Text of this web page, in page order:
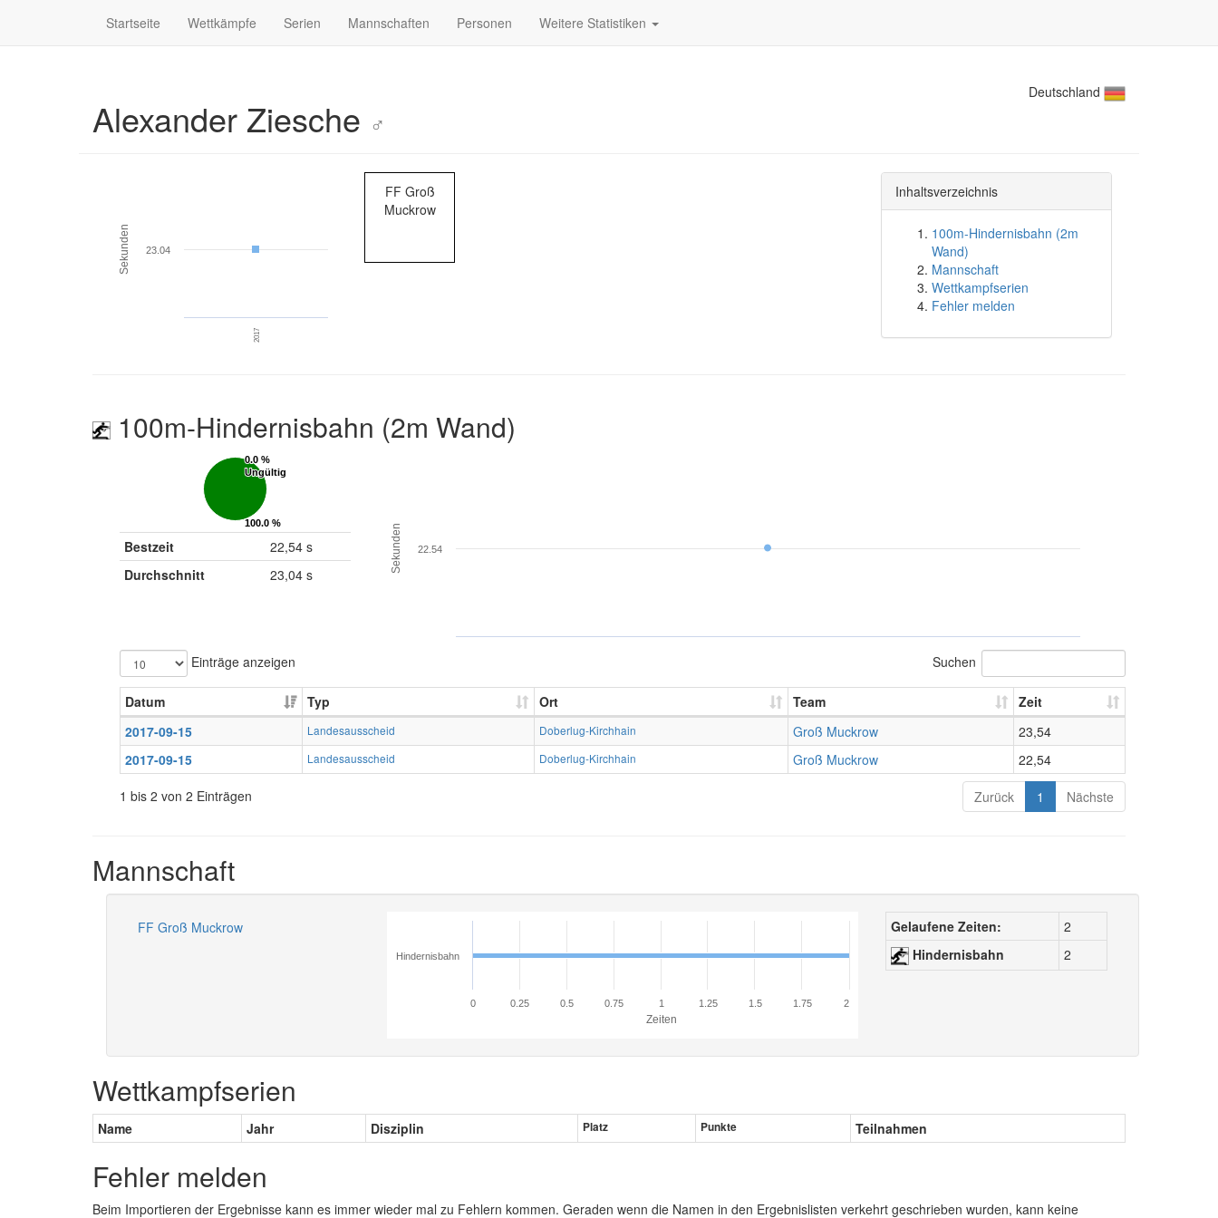
Startseite Wettkämpfe Serien Mannschaften Personen Weitere Statistiken
Deutschland
Alexander Ziesche ♂
Sekunden
2017
23.04
FF Groß
Muckrow
Inhaltsverzeichnis
100m-Hindernisbahn (2m
Wand)
Mannschaft
Wettkampfserien
Fehler melden
100m-Hindernisbahn (2m Wand)
0.0 %
Ungültig
0.0 %
Ungültig
100.0 %
Gültig
100.0 %
Gültig
Bestzeit
22,54 s
Durchschnitt
23,04 s
Sekunden 22.54
Einträge anzeigen Suchen
Datum Typ Ort Team
Zeit
2017-09-15
Landesausscheid Doberlug-Kirchhain Groß Muckrow
23,54
2017-09-15
Landesausscheid Doberlug-Kirchhain Groß Muckrow
22,54
1 bis 2 von 2 Einträgen
Zurück 1 Nächste
Mannschaft
FF Groß Muckrow
Zeiten
Hindernisbahn
0 0.25 0.5 0.75 1 1.25 1.5 1.75 2
Gelaufene Zeiten:
2
Hindernisbahn
2
Wettkampfserien
Name Jahr Disziplin Platz Punkte Teilnahmen
Fehler melden
Beim Importieren der Ergebnisse kann es immer wieder mal zu Fehlern kommen. Geraden wenn die Namen in den Ergebnislisten verkehrt geschrieben wurden, kann keine